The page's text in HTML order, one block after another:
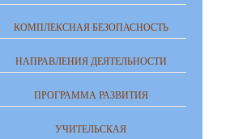
КОМПЛЕКСНАЯ БЕЗОПАСНОСТЬ
НАПРАВЛЕНИЯ ДЕЯТЕЛЬНОСТИ
ПРОГРАММА РАЗВИТИЯ
УЧИТЕЛЬСКАЯ